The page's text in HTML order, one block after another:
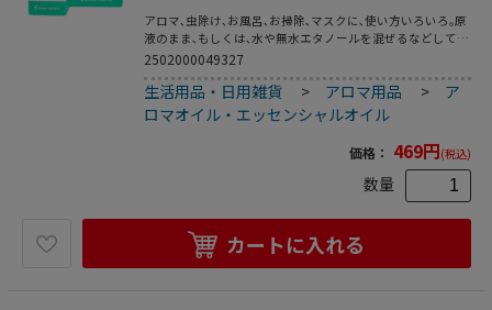
アロマ､虫除け､お風呂､お掃除､マスクに､使い方いろいろ｡原
液のまま､もしくは､水や無水エタノールを混ぜるなどしてご
使用いただけます｡1年中使えて便利なハッカ油です｡
2502000049327
生活用品・日用雑貨 > アロマ用品 > ア
ロマオイル・エッセンシャルオイル
価格： 469円(税込)
数量
カートに入れる